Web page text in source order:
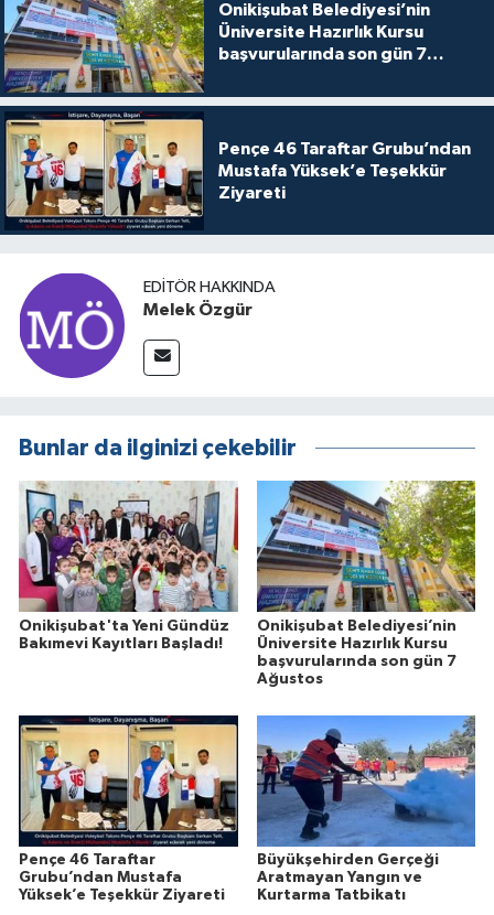
Onikişubat Belediyesi’nin
Üniversite Hazırlık Kursu
başvurularında son gün 7
Pençe 46 Taraftar Grubu’ndan
Mustafa Yüksek’e Teşekkür
Ziyareti
EDITÖR HAKKINDA
Melek Özgür
Bunlar da ilginizi çekebilir
Onikişubat'ta Yeni Gündüz
Bakımevi Kayıtları Başladı!
Onikişubat Belediyesi’nin
Üniversite Hazırlık Kursu
başvurularında son gün 7
Ağustos
Pençe 46 Taraftar
Grubu’ndan Mustafa
Yüksek’e Teşekkür Ziyareti
Büyükşehirden Gerçeği
Aratmayan Yangın ve
Kurtarma Tatbikatı